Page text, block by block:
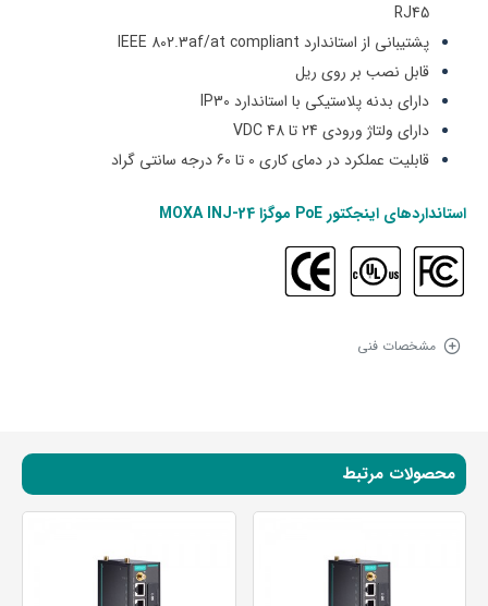
RJ45
پشتیبانی از استاندارد IEEE 802.3af/at compliant
قابل نصب بر روی ریل
دارای بدنه پلاستیکی با استاندارد IP30
دارای ولتاژ ورودی 24 تا 48 VDC
قابلیت عملکرد در دمای کاری 0 تا 60 درجه سانتی گراد
استانداردهای اینجکتور PoE موگزا MOXA INJ-24
مشخصات فنی
محصولات مرتبط